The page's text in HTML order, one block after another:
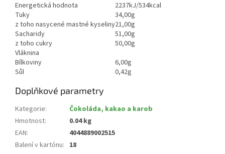
Energetická hodnota
2237kJ/534kcal
Tuky
34,00g
z toho nasycené mastné kyseliny21,00g
Sacharidy
51,00g
z toho cukry
50,00g
Vláknina
Bílkoviny
6,00g
Sůl
0,42g
Doplňkové parametry
Kategorie:
Čokoláda, kakao a karob
Hmotnost:
0.04 kg
EAN:
4044889002515
Balení v kartónu: 18